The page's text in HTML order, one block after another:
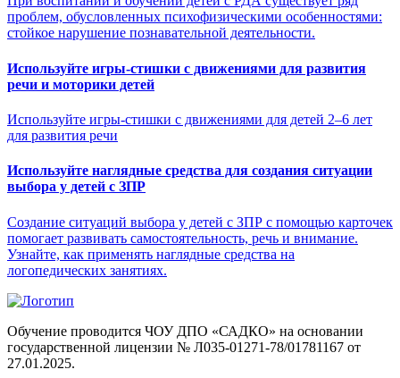
проблем, обусловленных психофизическими особенностями:
стойкое нарушение познавательной деятельности.
Используйте игры-стишки с движениями для развития
речи и моторики детей
Используйте игры-стишки с движениями для детей 2–6 лет
для развития речи
Используйте наглядные средства для создания ситуации
выбора у детей с ЗПР
Создание ситуаций выбора у детей с ЗПР с помощью карточек
помогает развивать самостоятельность, речь и внимание.
Узнайте, как применять наглядные средства на
логопедических занятиях.
Обучение проводится ЧОУ ДПО «САДКО» на основании
государственной лицензии № Л035-01271-78/01781167 от
27.01.2025.